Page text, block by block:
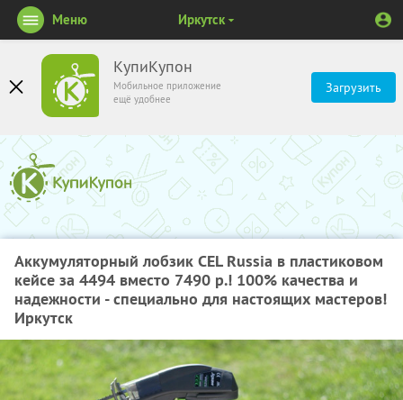
КупиКупон
Мобильное приложение
ещё удобнее
Загрузить
Меню Иркутск
Аккумуляторный лобзик CEL Russia в пластиковом
кейсе за 4494 вместо 7490 р.! 100% качества и
надежности - специально для настоящих мастеров!
Иркутск